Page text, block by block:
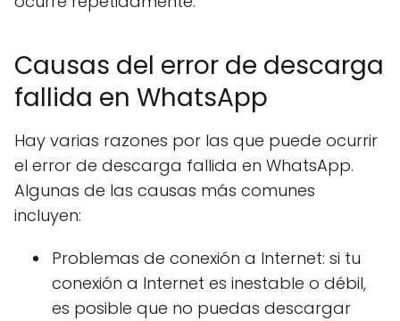
Causas del error de descarga
fallida en WhatsApp
Hay varias razones por las que puede ocurrir
el error de descarga fallida en WhatsApp.
Algunas de las causas más comunes
incluyen:
Problemas de conexión a Internet: si tu
conexión a Internet es inestable o débil,
es posible que no puedas descargar